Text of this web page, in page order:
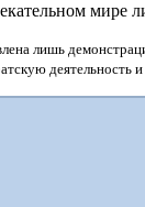
мире
лишь
деятельность